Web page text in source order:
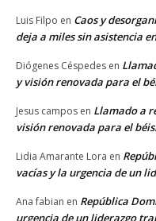
Luis Filpo en Caos y
deja a miles sin asistencia
Diógenes Céspedes en
y visión renovada para el
Jesus campos en Llamado a
visión renovada para el
Lidia Amarante Lora en
vacías y la urgencia de un
Ana fabian en República